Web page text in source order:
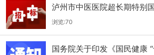
泸州市中医医院超长期特别
子胃肠镜系统）采购更正公
浏览:70
国务院关于印发《国民健康